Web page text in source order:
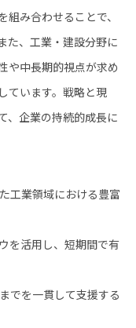
み合わせることで、
た、工業・建設分野に
や中長期的視点が求め
ています。戦略と現
、企業の持続的成長に
工業領域における豊富
を活用し、短期間で有
でを一貫して支援する